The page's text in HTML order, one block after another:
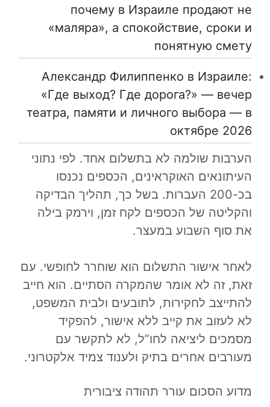
почему в Израиле продают не
«маляра», а спокойствие, сроки и
понятную смету
Александр Филиппенко в Израиле:
«Где выход? Где дорога?» — вечер
театра, памяти и личного выбора — в
октябре 2026
הערבות שולמה לא בתשלום אחד. לפי נתוני
העיתונאים האוקראינים, הכספים נכנסו
בכ-200 העברות. בשל כך, תהליך הבדיקה
והקליטה של הכספים לקח זמן, וירמק בילה
את סוף השבוע במעצר.
לאחר אישור התשלום הוא שוחרר לחופשי. עם
זאת, זה לא אומר שהמקרה הסתיים. הוא חייב
להתייצב לחקירות, לתובעים ולבית המשפט,
לא לעזוב את קייב ללא אישור, להפקיד
מסמכים ליציאה לחו”ל, לא לתקשר עם
מעורבים אחרים בתיק ולענוד צמיד אלקטרוני.
מדוע הסכום עורר תהודה ציבורית